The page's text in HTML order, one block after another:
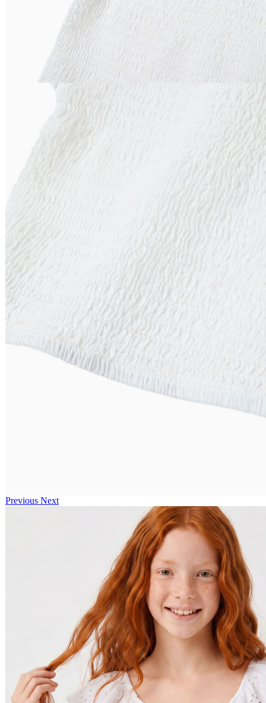
Previous Next